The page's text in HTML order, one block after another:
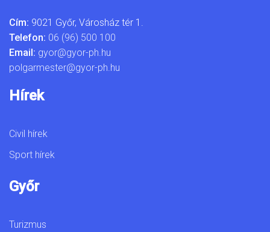
Cím: 9021 Győr, Városház tér 1.
Telefon: 06 (96) 500 100
Email: gyor@gyor-ph.hu
polgarmester@gyor-ph.hu
Hírek
Civil hírek
Sport hírek
Győr
Turizmus